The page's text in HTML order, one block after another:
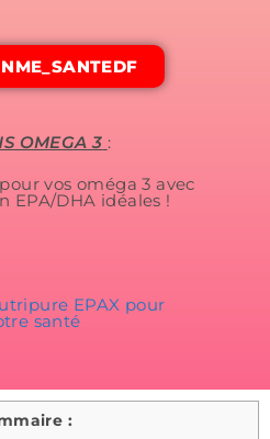
OMEGA 3 :
vos oméga 3 avec
EPA/DHA idéales !
: